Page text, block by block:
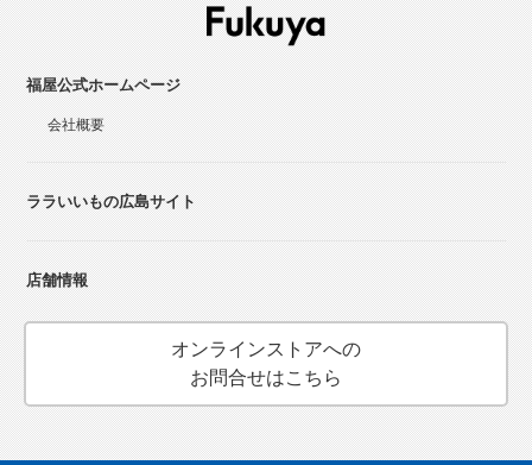
福屋公式ホームページ
会社概要
ララいいもの広島サイト
店舗情報
オンラインストアへの
お問合せはこちら